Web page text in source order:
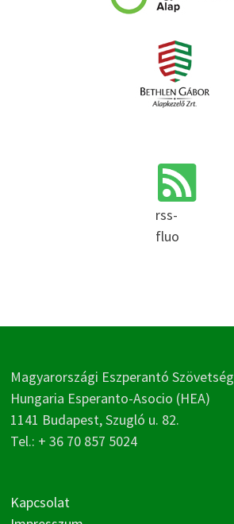
rss-
fluo
Magyarországi Eszperantó Szövetség
Hungaria Esperanto-Asocio (HEA)
1141 Budapest, Szugló u. 82.
Tel.: + 36 70 857 5024
Kapcsolat